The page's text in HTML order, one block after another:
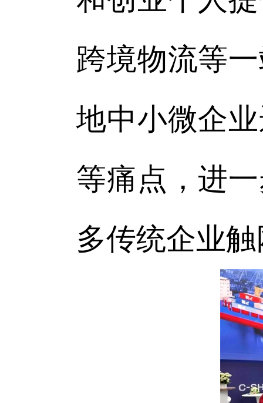
跨境物流等
地中小微企
等痛点，进
多传统企业